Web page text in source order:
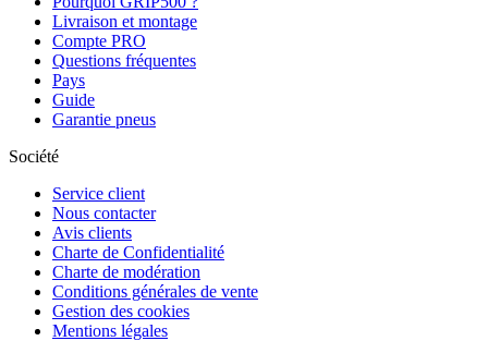
Livraison et montage
Compte PRO
Questions fréquentes
Pays
Guide
Garantie pneus
Société
Service client
Nous contacter
Avis clients
Charte de Confidentialité
Charte de modération
Conditions générales de vente
Gestion des cookies
Mentions légales